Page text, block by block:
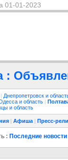
01-01-2023
| Днепропетровск и
и область |
и область
| Афиша | Пресс-
: Последние новости